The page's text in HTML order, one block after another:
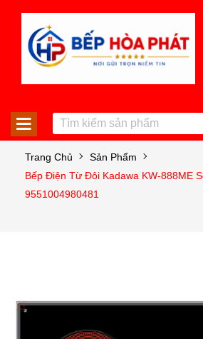
Trang Chủ
Sản Phẩm
Bếp Điện Từ Đôi Kadawa KW-888ME
9551004980481